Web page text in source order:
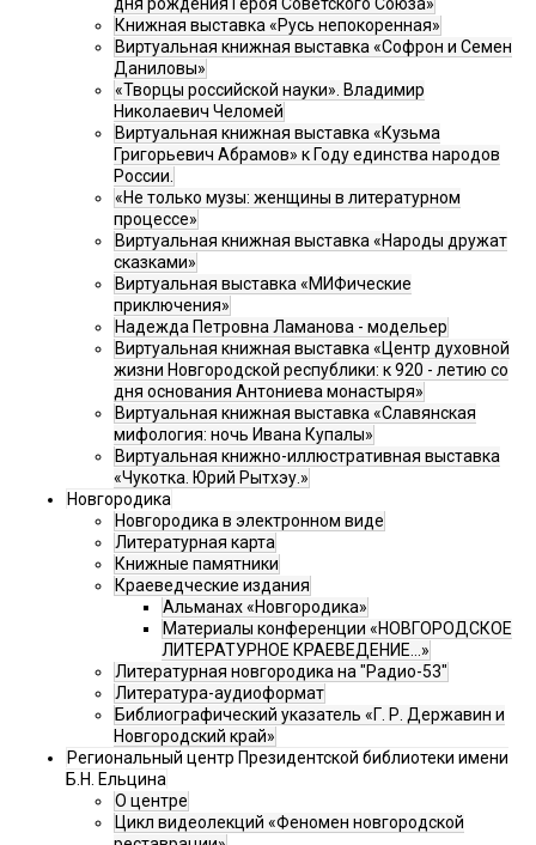
дня рождения Героя Советского Союза»
Книжная выставка «Русь непокоренная»
Виртуальная книжная выставка «Софрон и Семен
Даниловы»
«Творцы российской науки». Владимир
Николаевич Челомей
Виртуальная книжная выставка «Кузьма
Григорьевич Абрамов» к Году единства народов
России.
«Не только музы: женщины в литературном
процессе»
Виртуальная книжная выставка «Народы дружат
сказками»
Виртуальная выставка «МИФические
приключения»
Надежда Петровна Ламанова - модельер
Виртуальная книжная выставка «Центр духовной
жизни Новгородской республики: к 920 - летию со
дня основания Антониева монастыря»
Виртуальная книжная выставка «Славянская
мифология: ночь Ивана Купалы»
Виртуальная книжно-иллюстративная выставка
«Чукотка. Юрий Рытхэу.»
Новгородика
Новгородика в электронном виде
Литературная карта
Книжные памятники
Краеведческие издания
Альманах «Новгородика»
Материалы конференции «НОВГОРОДСКОЕ
ЛИТЕРАТУРНОЕ КРАЕВЕДЕНИЕ...»
Литературная новгородика на "Радио-53"
Литература-аудиоформат
Библиографический указатель «Г. Р. Державин и
Новгородский край»
Региональный центр Президентской библиотеки имени
Б.Н. Ельцина
О центре
Цикл видеолекций «Феномен новгородской